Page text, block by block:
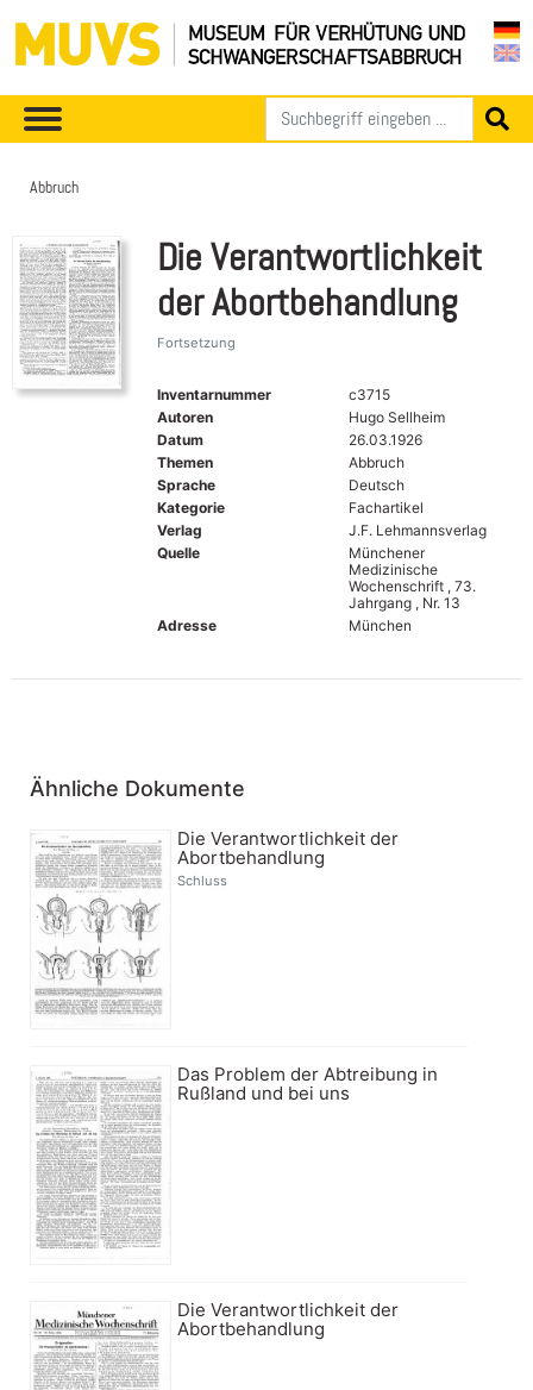
Abbruch
Die Verantwortlichkeit
der Abortbehandlung
Fortsetzung
Inventarnummer
c3715
Autoren
Hugo Sellheim
Datum
26.03.1926
Themen
Abbruch
Sprache
Deutsch
Kategorie
Fachartikel
Verlag
J.F. Lehmannsverlag
Quelle
Münchener
Medizinische
Wochenschrift , 73.
Jahrgang , Nr. 13
Adresse
München
Ähnliche Dokumente
Die Verantwortlichkeit der
Abortbehandlung
Schluss
Das Problem der Abtreibung in
Rußland und bei uns
Die Verantwortlichkeit der
Abortbehandlung